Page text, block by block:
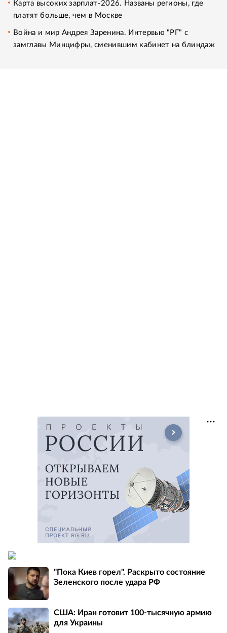
Карта высоких зарплат-2026. Названы регионы, где
платят больше, чем в Москве
Война и мир Андрея Заренина. Интервью "РГ" с
замглавы Минцифры, сменившим кабинет на блиндаж
"Пока Киев горел". Раскрыто состояние
Зеленского после удара РФ
США: Иран готовит 100-тысячную армию
для Украины